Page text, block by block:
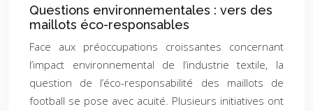
Questions environnementales : vers des
maillots éco-responsables
Face aux préoccupations croissantes concernant
l’impact environnemental de l’industrie textile, la
question de l’éco-responsabilité des maillots de
football se pose avec acuité. Plusieurs initiatives ont